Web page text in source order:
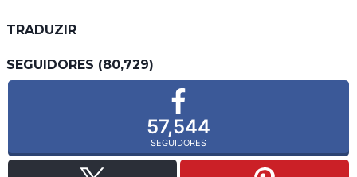
TRADUZIR
SEGUIDORES (80,729)
57,544
SEGUIDORES